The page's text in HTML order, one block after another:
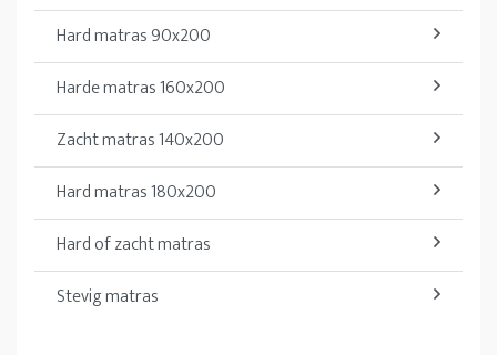
Hard matras 90x200
Harde matras 160x200
Zacht matras 140x200
Hard matras 180x200
Hard of zacht matras
Stevig matras